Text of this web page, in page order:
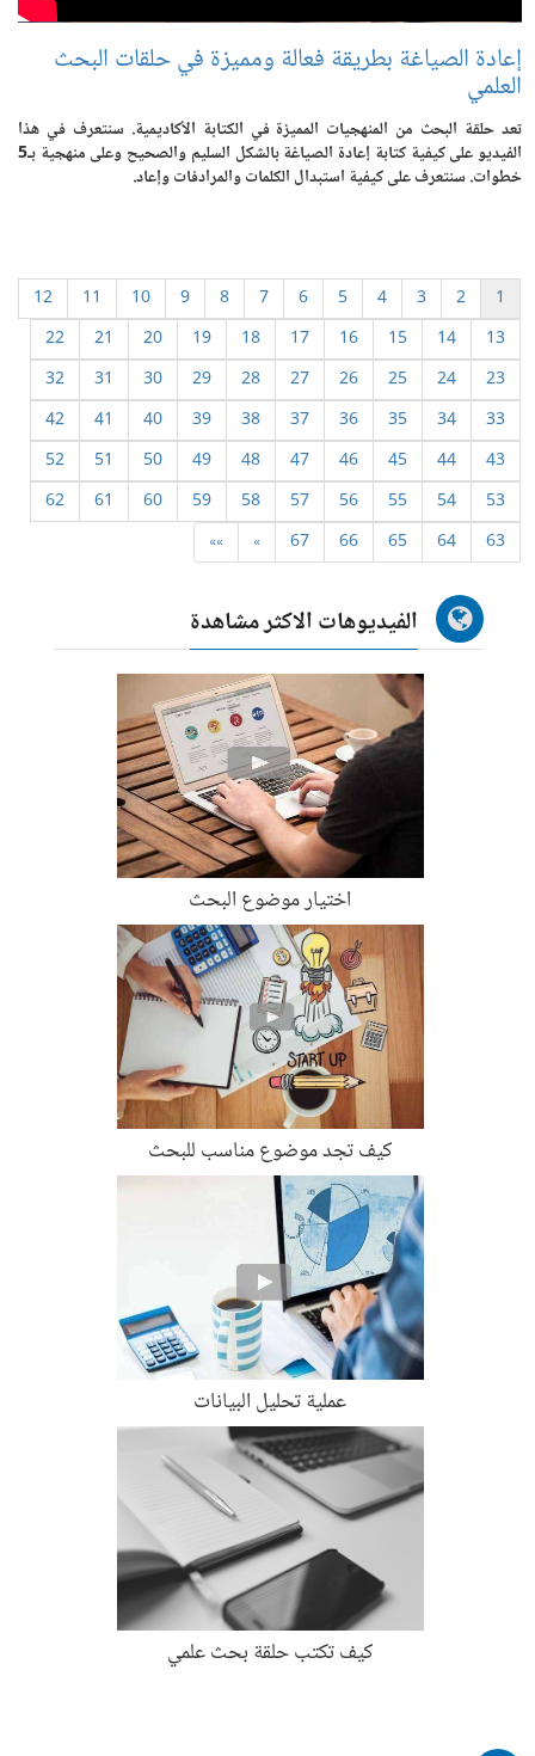
إعادة الصياغة بطريقة فعالة ومميزة في حلقات البحث
العلمي
تعد حلقة البحث من المنهجيات المميزة في الكتابة الأكاديمية. سنتعرف في هذا
الفيديو على كيفية كتابة إعادة الصياغة بالشكل السليم والصحيح وعلى منهجية بـ5
خطوات. سنتعرف على كيفية استبدال الكلمات والمرادفات وإعاد.
1
2
3
4
5
6
7
8
9
10
11
12
13
14
15
16
17
18
19
20
21
22
23
24
25
26
27
28
29
30
31
32
33
34
35
36
37
38
39
40
41
42
43
44
45
46
47
48
49
50
51
52
53
54
55
56
57
58
59
60
61
62
63
64
65
66
67
»
»»
الفيديوهات الاكثر مشاهدة
اختيار موضوع البحث
كيف تجد موضوع مناسب للبحث
عملية تحليل البيانات
كيف تكتب حلقة بحث علمي